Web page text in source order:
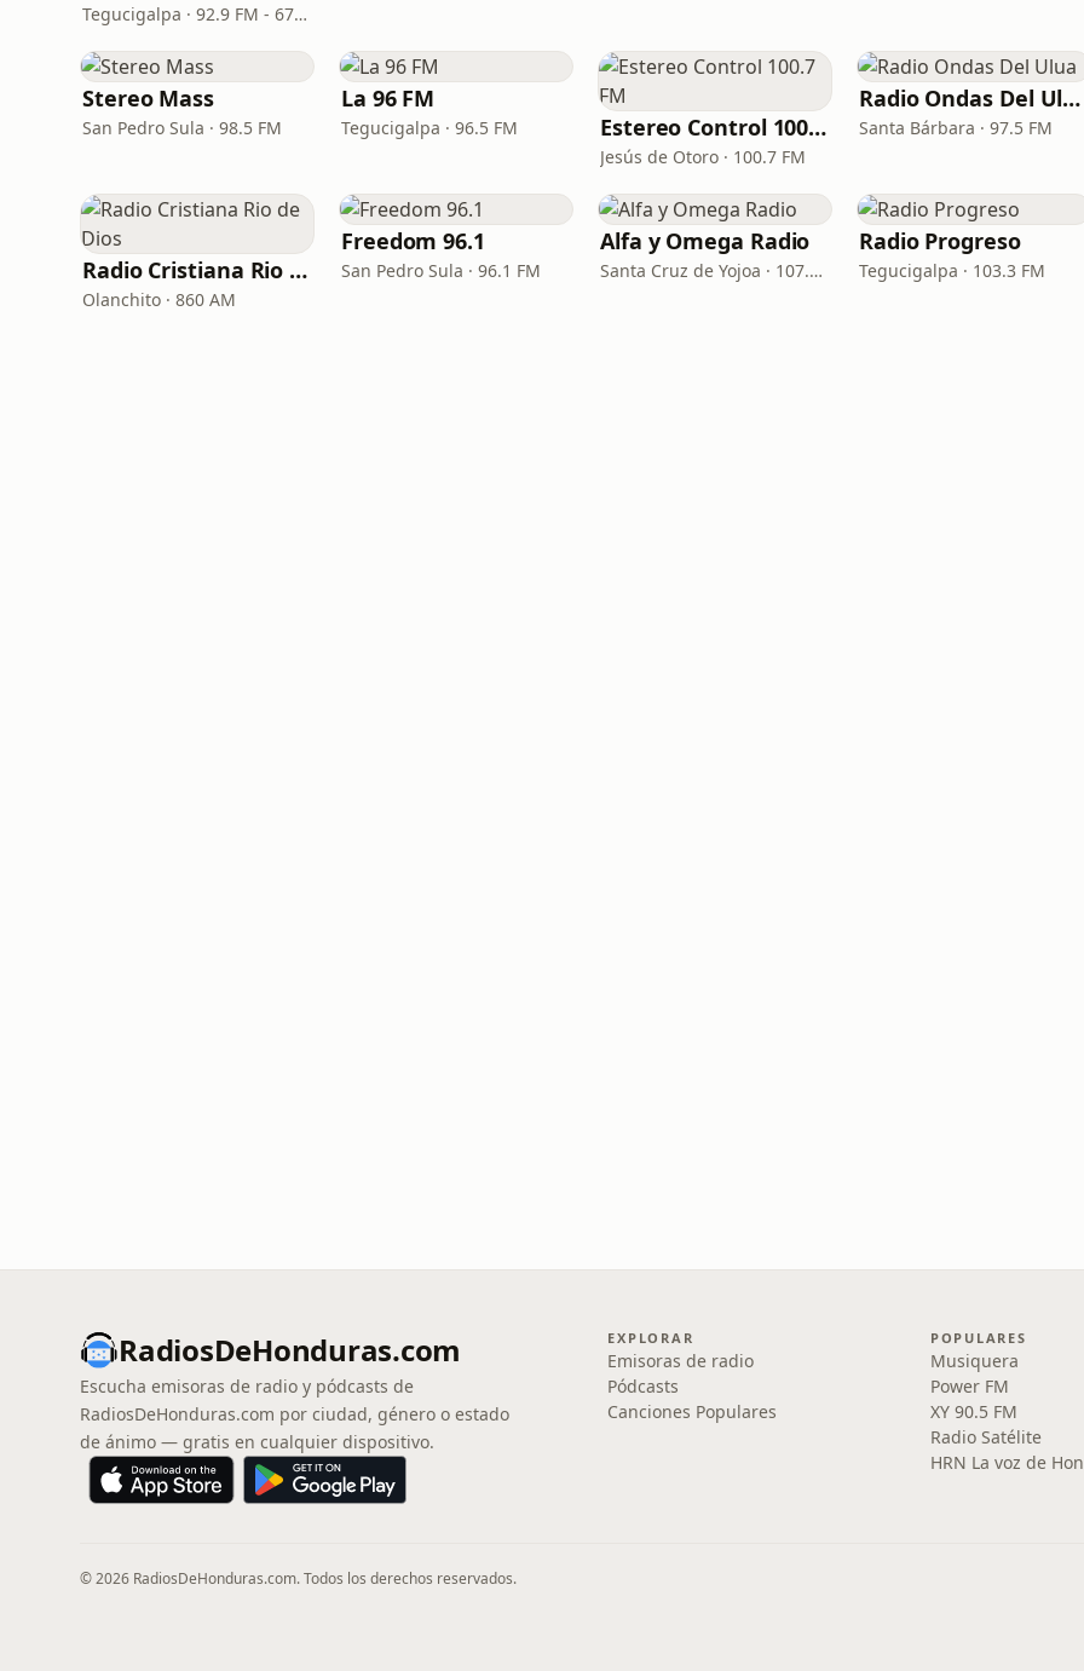
Tegucigalpa · 92.9 FM - 670 AM
Stereo Mass
San Pedro Sula · 98.5 FM
La 96 FM
Tegucigalpa · 96.5 FM Estereo Control 100.7 FM
Jesús de Otoro · 100.7 FM
Radio Ondas Del Ulua
Santa Bárbara · 97.5 FM
Radio Cristiana Rio de Dios
Olanchito · 860 AM
Freedom 96.1
San Pedro Sula · 96.1 FM
Alfa y Omega Radio
Santa Cruz de Yojoa · 107.1 FM
Radio Progreso
Tegucigalpa · 103.3 FM
RadiosDeHonduras.com
Escucha emisoras de radio y pódcasts de
RadiosDeHonduras.com por ciudad, género o estado
de ánimo — gratis en cualquier dispositivo.
EXPLORAR
Emisoras de radio
Pódcasts
Canciones Populares
POPULARES
Musiquera
Power FM
XY 90.5 FM
Radio Satélite
HRN La voz de
© 2026 RadiosDeHonduras.com. Todos los derechos reservados.